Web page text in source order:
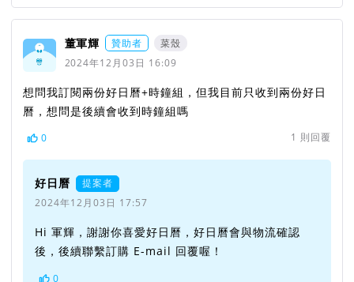
董軍輝 贊助者
菜殼
2024年12月03日 16:09
想問我訂閱兩份好日曆+時鐘組，但我目前只收到兩份好日
曆，想問是後續會收到時鐘組嗎
0 1 則回覆
好日曆
提案者
2024年12月03日 17:57
Hi 軍輝，謝謝你喜愛好日曆，好日曆會與物流確認
後，後續聯繫訂購 E-mail 回覆喔！
0